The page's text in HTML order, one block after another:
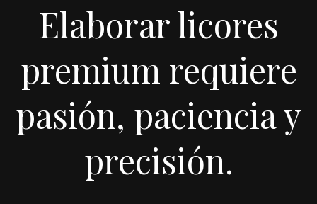
Elaborar licores
premium requiere
pasión, paciencia y
precisión.